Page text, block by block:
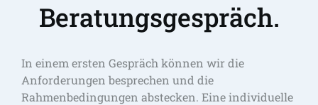
Beratungsgespräch.
In einem ersten Gespräch können wir die
Anforderungen besprechen und die
Rahmenbedingungen abstecken. Eine individuelle